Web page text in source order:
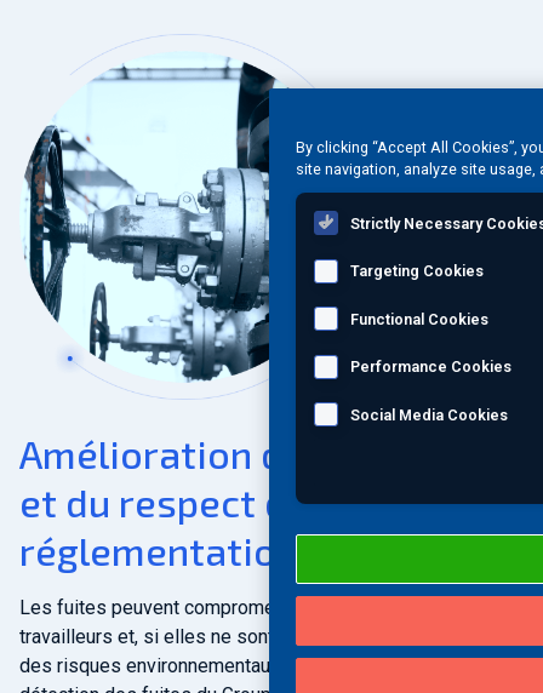
Amélioration de la sécurité
et du respect des
réglementations
Les fuites peuvent compromettre la sécurité des
travailleurs et, si elles ne sont pas maîtrisées, engendrer
des risques environnementaux importants. La méthode de
By clicking “Accept All Cookies”,
site navigation, analyze site
Strictly Necessary
Targeting Cookies
Functional Cookies
Performance Cookies
Social Media Cookies